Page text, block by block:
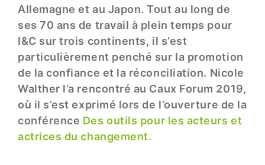
Allemagne et au Japon. Tout au long de
ses 70 ans de travail à plein temps pour
I&C sur trois continents, il s’est
particulièrement penché sur la promotion
de la confiance et la réconciliation. Nicole
Walther l’a rencontré au Caux Forum 2019,
où il s’est exprimé lors de l’ouverture de la
conférence Des outils pour les acteurs et
actrices du changement.